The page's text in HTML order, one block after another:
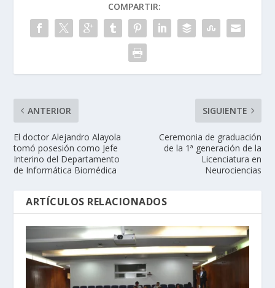
COMPARTIR:
ANTERIOR
El doctor Alejandro Alayola
tomó posesión como Jefe
Interino del Departamento
de Informática Biomédica
SIGUIENTE
Ceremonia de graduación
de la 1ª generación de la
Licenciatura en
Neurociencias
ARTÍCULOS RELACIONADOS